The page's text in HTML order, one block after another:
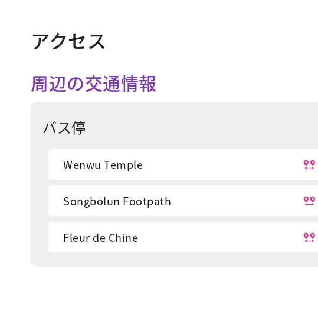
アクセス
周辺の交通情報
バス停
Wenwu Temple
Songbolun Footpath
Fleur de Chine